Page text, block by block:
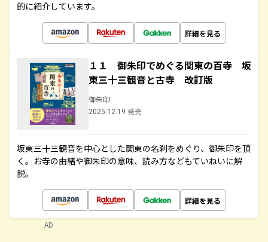
的に紹介しています。
詳細を見る
１１ 御朱印でめぐる関東の百寺 坂
東三十三観音と古寺 改訂版
御朱印
2025.12.19 発売
坂東三十三観音を中心とした関東の名刹をめぐり、御朱印を頂
く。お寺の由緒や御朱印の意味、読み方などもていねいに解
説。
詳細を見る
AD